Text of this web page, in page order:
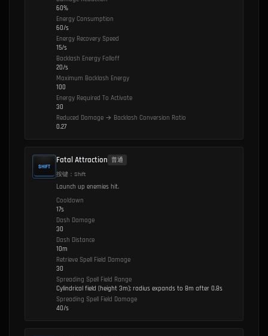
60%
Energy Consumption
60/s
Energy Recovery Speed
15/s
Backlash Energy Falloff
20/s
Maximum Backlash Energy
100
Energy Required To Activate
30
Reduced Damage → Backlash Conversion Ratio
0.27
SHIFT
Fatal Attraction 普通
按键：Shift
Launch up enemies hit.
Cooldown
17s
Dash Damage
30
Dash Distance
10m
Retrieve Spell Field Damage
30
Spreading Spell Field Range
Cylindrical field (height 3m); radius expands to 8m after 0.8s
Spreading Spell Field Damage
40/s